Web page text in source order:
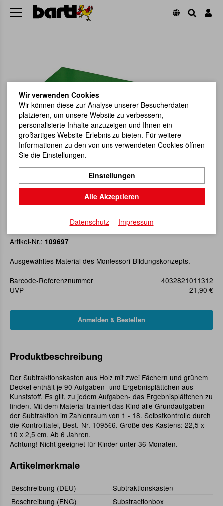
Subtraktionskasten
Artikel-Nr.: 109697
Ausgewähltes Material des Montessori-Bildungskonzepts.
Barcode-Referenznummer
4032821011312
UVP
21,90 €
Produktbeschreibung
Der Subtraktionskasten aus Holz mit zwei Fächern und grünem
Deckel enthält je 90 Aufgaben- und Ergebnisplättchen aus
Kunststoff. Es gilt, zu jedem Aufgaben- das Ergebnisplättchen zu
finden. Mit dem Material trainiert das Kind alle Grundaufgaben
der Subtraktion im Zahlenraum von 1 - 18. Selbstkontrolle durch
die Kontrolltafel, Best.-Nr. 109566. Größe des Kastens: 22,5 x
10 x 2,5 cm. Ab 6 Jahren.
Achtung! Nicht geeignet für Kinder unter 36 Monaten.
Artikelmerkmale
Beschreibung (DEU)
Subtraktionskasten
Beschreibung (ENG)
Substractionbox
Wir verwenden Cookies
Wir können diese zur Analyse unserer Besucherdaten
platzieren, um unsere Website zu verbessern,
personalisierte Inhalte anzuzeigen und Ihnen ein
großartiges Website-Erlebnis zu bieten. Für weitere
Informationen zu den von uns verwendeten Cookies öffnen
Sie die Einstellungen.
Einstellungen
Alle Akzeptieren
Datenschutz Impressum